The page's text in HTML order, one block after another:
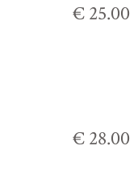
€ 25.00
€ 28.00